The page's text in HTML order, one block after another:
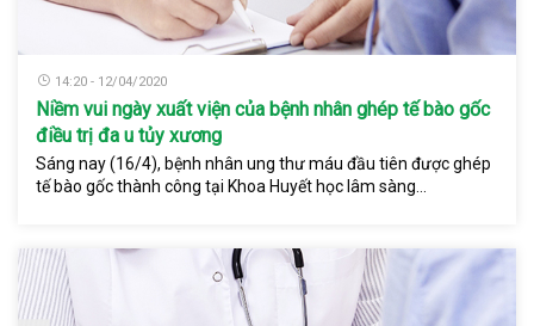
14:20 - 12/04/2020
Niềm vui ngày xuất viện của bệnh nhân ghép tế bào gốc
điều trị đa u tủy xương
Sáng nay (16/4), bệnh nhân ung thư máu đầu tiên được ghép
tế bào gốc thành công tại Khoa Huyết học lâm sàng...